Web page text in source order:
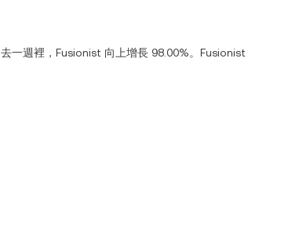
一週裡，Fusionist 向上增長 98.00%。Fusionist